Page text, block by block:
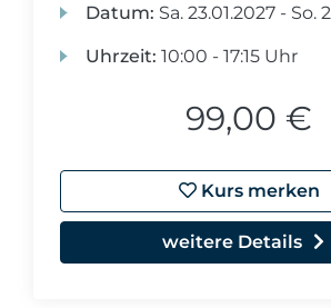
Datum: Sa. 23.01.2027 - So.
Uhrzeit: 10:00 - 17:15 Uhr
99,00 €
Kurs merken
weitere Details